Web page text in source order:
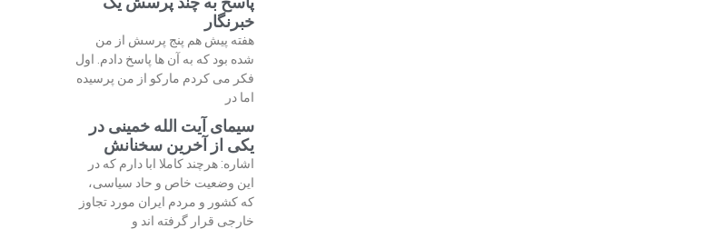
خبرنگار
هفته پیش هم پنج پرسش از من
شده بود که به آن ها پاسخ دادم. اول
فکر می کردم مارکو از من پرسیده
اما در
سیمای آیت الله خمینی در
یکی از آخرین سخنانش
اشاره: هرچند کاملا ابا دارم که در
این وضعیت خاص و حاد سیاسی،
که کشور و مردم ایران مورد تجاوز
خارجی قرار گرفته اند و